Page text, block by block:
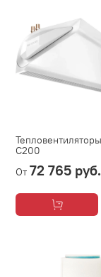
C200
От 72 765 руб.